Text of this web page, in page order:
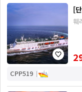
[
훼
CPP519